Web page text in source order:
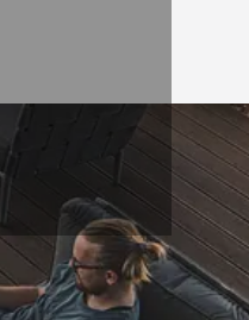
als
passt. “